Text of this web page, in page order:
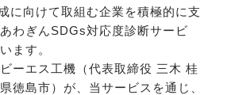
に向けて取組む企業を積極的に支
わぎんSDGs対応度診断サービ
ます。
ーエス工機（代表取締役 三木 桂
徳島市）が、当サービスを通じ、